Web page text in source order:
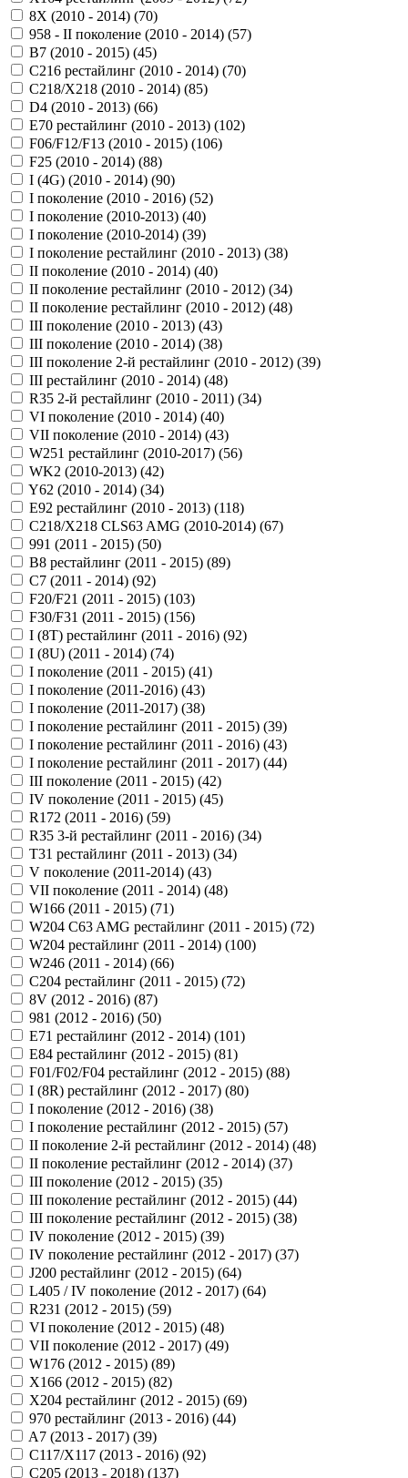
8X (2010 - 2014) (70)
958 - II поколение (2010 - 2014) (57)
B7 (2010 - 2015) (45)
C216 рестайлинг (2010 - 2014) (70)
C218/X218 (2010 - 2014) (85)
D4 (2010 - 2013) (66)
E70 рестайлинг (2010 - 2013) (102)
F06/F12/F13 (2010 - 2015) (106)
F25 (2010 - 2014) (88)
I (4G) (2010 - 2014) (90)
I поколение (2010 - 2016) (52)
I поколение (2010-2013) (40)
I поколение (2010-2014) (39)
I поколение рестайлинг (2010 - 2013) (38)
II поколение (2010 - 2014) (40)
II поколение рестайлинг (2010 - 2012) (34)
II поколение рестайлинг (2010 - 2012) (48)
III поколение (2010 - 2013) (43)
III поколение (2010 - 2014) (38)
III поколение 2-й рестайлинг (2010 - 2012) (39)
III рестайлинг (2010 - 2014) (48)
R35 2-й рестайлинг (2010 - 2011) (34)
VI поколение (2010 - 2014) (40)
VII поколение (2010 - 2014) (43)
W251 рестайлинг (2010-2017) (56)
WK2 (2010-2013) (42)
Y62 (2010 - 2014) (34)
Е92 рестайлинг (2010 - 2013) (118)
С218/X218 CLS63 AMG (2010-2014) (67)
991 (2011 - 2015) (50)
B8 рестайлинг (2011 - 2015) (89)
C7 (2011 - 2014) (92)
F20/F21 (2011 - 2015) (103)
F30/F31 (2011 - 2015) (156)
I (8T) рестайлинг (2011 - 2016) (92)
I (8U) (2011 - 2014) (74)
I поколение (2011 - 2015) (41)
I поколение (2011-2016) (43)
I поколение (2011-2017) (38)
I поколение рестайлинг (2011 - 2015) (39)
I поколение рестайлинг (2011 - 2016) (43)
I поколение рестайлинг (2011 - 2017) (44)
III поколение (2011 - 2015) (42)
IV поколение (2011 - 2015) (45)
R172 (2011 - 2016) (59)
R35 3-й рестайлинг (2011 - 2016) (34)
T31 рестайлинг (2011 - 2013) (34)
V поколение (2011-2014) (43)
VII поколение (2011 - 2014) (48)
W166 (2011 - 2015) (71)
W204 C63 AMG рестайлинг (2011 - 2015) (72)
W204 рестайлинг (2011 - 2014) (100)
W246 (2011 - 2014) (66)
С204 рестайлинг (2011 - 2015) (72)
8V (2012 - 2016) (87)
981 (2012 - 2016) (50)
E71 рестайлинг (2012 - 2014) (101)
E84 рестайлинг (2012 - 2015) (81)
F01/F02/F04 рестайлинг (2012 - 2015) (88)
I (8R) рестайлинг (2012 - 2017) (80)
I поколение (2012 - 2016) (38)
I поколение рестайлинг (2012 - 2015) (57)
II поколение 2-й рестайлинг (2012 - 2014) (48)
II поколение рестайлинг (2012 - 2014) (37)
III поколение (2012 - 2015) (35)
III поколение рестайлинг (2012 - 2015) (44)
III поколение рестайлинг (2012 - 2015) (38)
IV поколение (2012 - 2015) (39)
IV поколение рестайлинг (2012 - 2017) (37)
J200 рестайлинг (2012 - 2015) (64)
L405 / IV поколение (2012 - 2017) (64)
R231 (2012 - 2015) (59)
VI поколение (2012 - 2015) (48)
VII поколение (2012 - 2017) (49)
W176 (2012 - 2015) (89)
X166 (2012 - 2015) (82)
X204 рестайлинг (2012 - 2015) (69)
970 рестайлинг (2013 - 2016) (44)
A7 (2013 - 2017) (39)
C117/X117 (2013 - 2016) (92)
C205 (2013 - 2018) (137)